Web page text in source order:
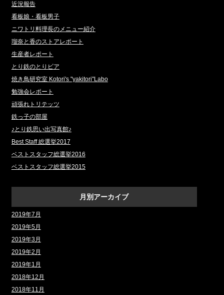
近況報告
看板娘・看板男子
ニワトリ料理長のメニュー紹介
瑠奈と香のストアレポート
生産者レポート
とり鉄のとりビア
焼き鳥研究室 Kotori's "yakitori"Labo
勉強会レポート
頑張れトリテッツ
鉄っ子の部屋
♪とり鉄思い出写真館♪
Best Staff 総選挙2017
ベストスタッフ総選挙2016
ベストスタッフ総選挙2015
月別アーカイブ
2019年7月
2019年5月
2019年3月
2019年2月
2019年1月
2018年12月
2018年11月